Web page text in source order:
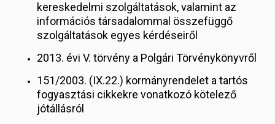
kereskedelmi szolgáltatások, valamint az
információs társadalommal összefüggő
szolgáltatások egyes kérdéseiről
2013. évi V. törvény a Polgári Törvénykönyvről
151/2003. (IX.22.) kormányrendelet a tartós
fogyasztási cikkekre vonatkozó kötelező
jótállásról